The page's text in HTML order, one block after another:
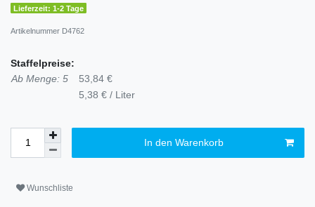
Lieferzeit: 1-2 Tage
Artikelnummer D4762
Staffelpreise:
Ab Menge: 5
53,84 €
5,38 € / Liter
In den Warenkorb
Wunschliste